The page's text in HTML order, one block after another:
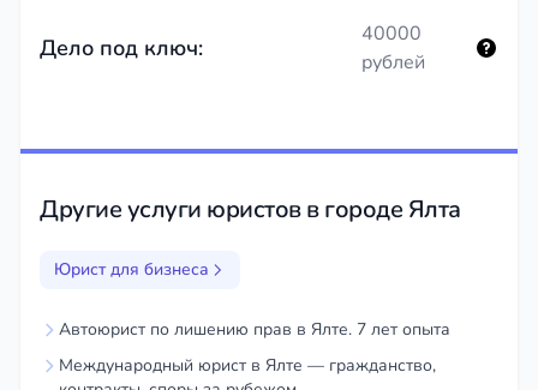
Дело под ключ:
40000
рублей
Другие услуги юристов в городе Ялта
Юрист для бизнеса
Автоюрист по лишению прав в Ялте. 7 лет опыта
Международный юрист в Ялте — гражданство,